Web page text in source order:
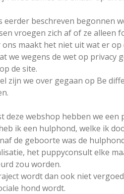
eerder beschreven begonnen
vroegen zich af of ze alleen
ons maakt het niet uit wat er
we wegens de wet op privacy
de site.
zijn we over gegaan op Be
deze webshop hebben we
ik een hulphond, welke ik
de geboorte was de
het puppyconsult elke
zou worden.
wordt dan ook niet
hond wordt.